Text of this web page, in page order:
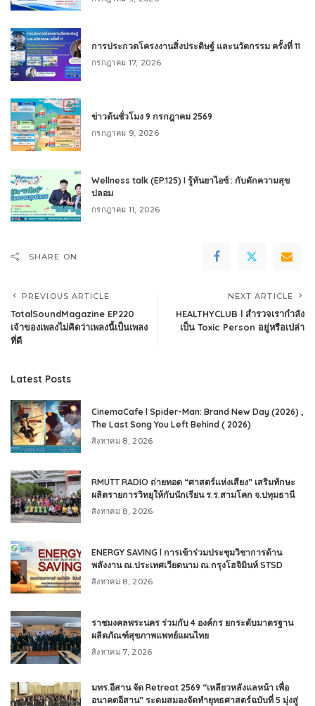
การประกวดโครงงานสิ่งประดิษฐ์ และนวัตกรรม ครั้งที่ 11
กรกฎาคม 17, 2026
ข่าวต้นชั่วโมง 9 กรกฎาคม 2569
กรกฎาคม 9, 2026
Wellness talk (EP.125) I รู้ทันยาไอซ์ : กับดักความสุข
ปลอม
กรกฎาคม 11, 2026
SHARE ON
PREVIOUS ARTICLE
TotalSoundMagazine EP220
เจ้าของเพลงไม่คิดว่าเพลงนี้เป็นเพลง
ที่ดี
NEXT ARTICLE
HEALTHYCLUB l สำรวจเรากำลัง
เป็น Toxic Person อยู่หรือเปล่า
Latest Posts
CinemaCafe l Spider-Man: Brand New Day (2026) ,
The Last Song You Left Behind ( 2026)
สิงหาคม 8, 2026
RMUTT RADIO ถ่ายทอด “ศาสตร์แห่งเสียง” เสริมทักษะ
ผลิตรายการวิทยุให้กับนักเรียน ร.ร.สามโคก จ.ปทุมธานี
สิงหาคม 8, 2026
ENERGY SAVING l การเข้าร่วมประชุมวิชาการด้าน
พลังงาน ณ.ประเทศเวียดนาม ณ.กรุงโฮจิมินห์ STSD
สิงหาคม 8, 2026
ราชมงคลพระนคร ร่วมกับ 4 องค์กร ยกระดับมาตรฐาน
ผลิตภัณฑ์สุขภาพแพทย์แผนไทย
สิงหาคม 7, 2026
มทร.อีสาน จัด Retreat 2569 “เหลียวหลังแลหน้า เพื่อ
อนาคตอีสาน” ระดมสมองจัดทำยุทธศาสตร์ฉบับที่ 5 มุ่งสู่